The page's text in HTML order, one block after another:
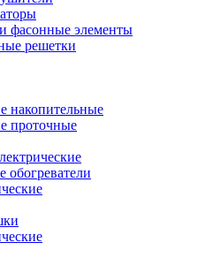
фасонные элементы
решетки
накопительные
проточные
обогреватели